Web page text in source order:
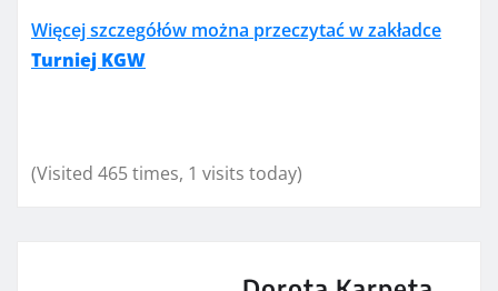
Więcej szczegółów można przeczytać w zakładce
Turniej KGW
(Visited 465 times, 1 visits today)